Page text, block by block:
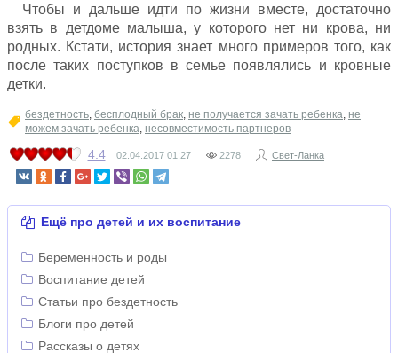
Чтобы и дальше идти по жизни вместе, достаточно
взять в детдоме малыша, у которого нет ни крова, ни
родных. Кстати, история знает много примеров того, как
после таких поступков в семье появлялись и кровные
детки.
бездетность бесплодный брак не получается зачать ребенка не
можем зачать ребенка несовместимость партнеров
4.4 02.04.2017 01:27 2278 Свет-Ланка
Ещё про детей и их воспитание
Беременность и роды
Воспитание детей
Статьи про бездетность
Блоги про детей
Рассказы о детях